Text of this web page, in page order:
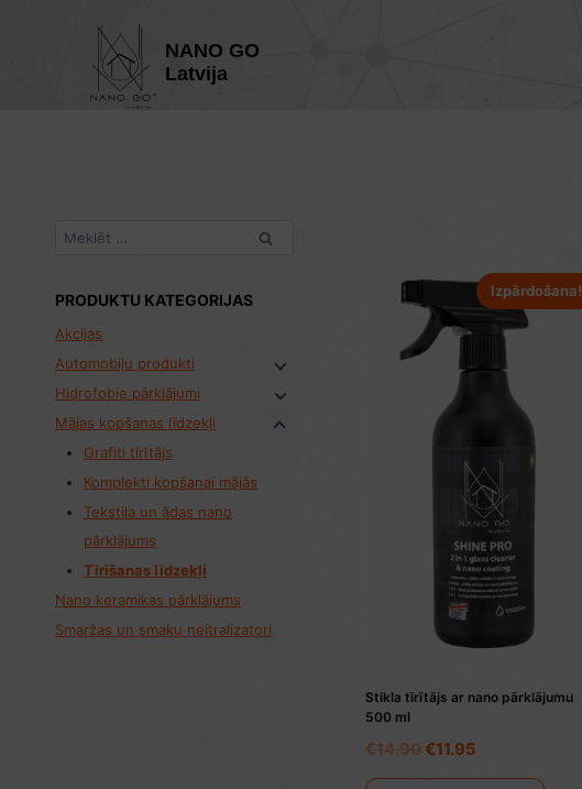
NANO GO
Latvija
Izpārdošana!
Stikla tīrītājs ar nano pārklājumu
500 ml
€14.90Original
price
€11.95
price
Meklēt:
PRODUKTU KATEGORIJAS
Akcijas
Automobiļu produkti
Hidrofobie pārklājumi
Mājas kopšanas līdzekļi
Grafiti tīrītājs
Komplekti kopšanai mājās
Tekstila un ādas nano
pārklājums
Tīrīšanas līdzekļi
Nano keramikas pārklājums
Smaržas un smaku neitralizatori